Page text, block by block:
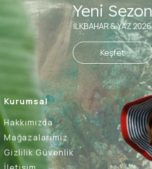
Kurumsal
Hakkımızda
Mağazalarımız
Gizlilik Güvenlik
Yeni Sezon
İLKBAHAR & YAZ 2026
Keşfet